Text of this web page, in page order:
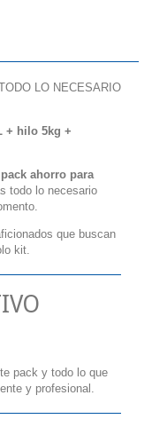
LO NECESARIO
+ hilo 5kg +
pack ahorro para
todo lo necesario
que buscan
kit.
pack y todo lo que
y profesional.